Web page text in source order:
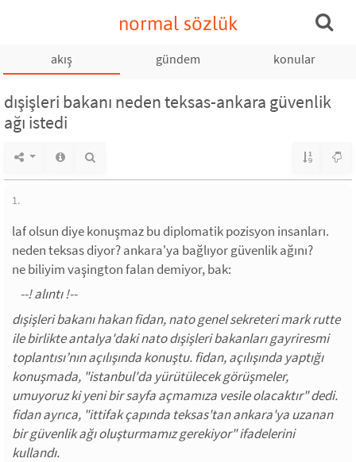
normal sözlük
akış gündem konular
dışişleri bakanı neden teksas-ankara güvenlik
ağı istedi
1.
laf olsun diye konuşmaz bu diplomatik pozisyon insanları.
neden teksas diyor? ankara'ya bağlıyor güvenlik ağını?
ne biliyim vaşington falan demiyor, bak:
dışişleri bakanı hakan fidan, nato genel sekreteri mark rutte
ile birlikte antalya'daki nato dışişleri bakanları gayriresmi
toplantısı’nın açılışında konuştu. fidan, açılışında yaptığı
konuşmada, "istanbul'da yürütülecek görüşmeler,
umuyoruz ki yeni bir sayfa açmamıza vesile olacaktır" dedi.
fidan ayrıca, "ittifak çapında teksas'tan ankara'ya uzanan
bir güvenlik ağı oluşturmamız gerekiyor" ifadelerini
kullandı.